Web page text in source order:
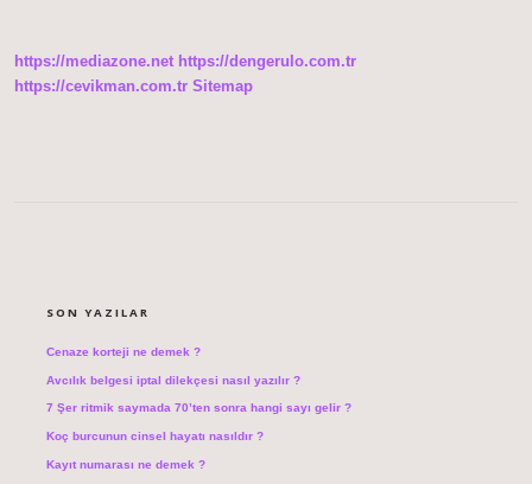
https://mediazone.net https://dengerulo.com.tr
https://cevikman.com.tr Sitemap
SON YAZILAR
Cenaze korteji ne demek ?
Avcılık belgesi iptal dilekçesi nasıl yazılır ?
7 Şer ritmik saymada 70’ten sonra hangi sayı gelir ?
Koç burcunun cinsel hayatı nasıldır ?
Kayıt numarası ne demek ?